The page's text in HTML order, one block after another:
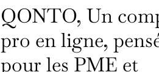
QONTO, Un
pro en ligne,
pour les PME et